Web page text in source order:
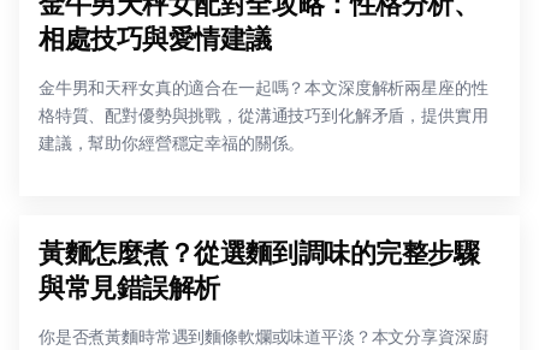
相處技巧與愛情建議
金牛男和天秤女真的適合在一起嗎？本文深度解析兩星座的性
格特質、配對優勢與挑戰，從溝通技巧到化解矛盾，提供實用
建議，幫助你經營穩定幸福的關係。
黃麵怎麼煮？從選麵到調味的完整步驟
與常見錯誤解析
你是否煮黃麵時常遇到麵條軟爛或味道平淡？本文分享資深廚